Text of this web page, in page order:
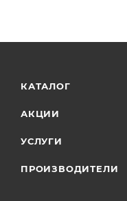
КАТАЛОГ
АКЦИИ
УСЛУГИ
ПРОИЗВОДИТЕЛИ